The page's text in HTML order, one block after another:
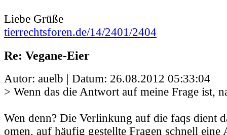
Liebe Grüße
tierrechtsforen.de/14/2401/2404
Re: Vegane-Eier
Autor: auelb | Datum: 26.08.2012 05:33:04
> Wenn das die Antwort auf meine Frage ist,
Wen denn? Die Verlinkung auf die faqs dient
omen, auf häufig gestellte Fragen schnell